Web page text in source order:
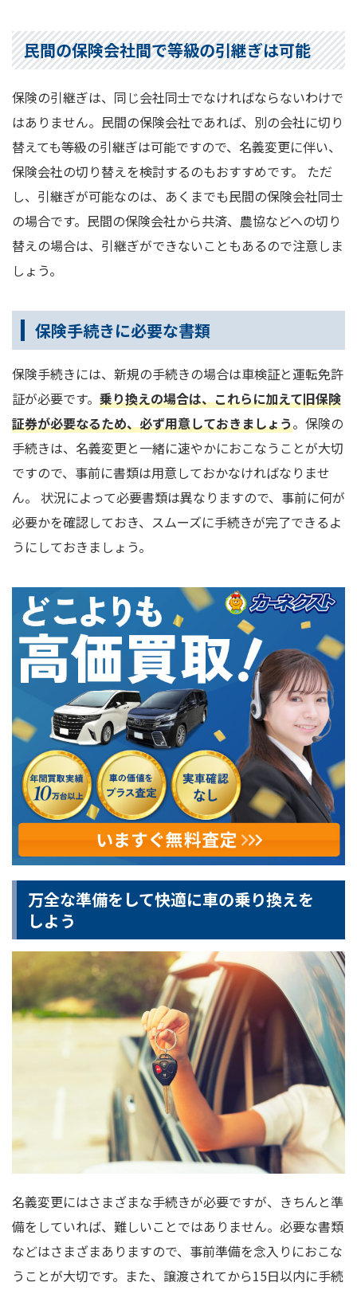
民間の保険会社間で等級の引継ぎは可能
保険の引継ぎは、同じ会社同士でなければならないわけで
はありません。民間の保険会社であれば、別の会社に切り
替えても等級の引継ぎは可能ですので、名義変更に伴い、
保険会社の切り替えを検討するのもおすすめです。 ただ
し、引継ぎが可能なのは、あくまでも民間の保険会社同士
の場合です。民間の保険会社から共済、農協などへの切り
替えの場合は、引継ぎができないこともあるので注意しま
しょう。
保険手続きに必要な書類
保険手続きには、新規の手続きの場合は車検証と運転免許
証が必要です。 乗り換えの場合は、これらに加えて旧保険
証券が必要なるため、必ず用意しておきましょう。保険の
手続きは、名義変更と一緒に速やかにおこなうことが大切
ですので、事前に書類は用意しておかなければなりませ
ん。 状況によって必要書類は異なりますので、事前に何が
必要かを確認しておき、スムーズに手続きが完了できるよ
うにしておきましょう。
万全な準備をして快適に車の乗り換えを
しよう
名義変更にはさまざまな手続きが必要ですが、きちんと準
備をしていれば、難しいことではありません。必要な書類
などはさまざまありますので、事前準備を念入りにおこな
うことが大切です。また、譲渡されてから15日以内に手続